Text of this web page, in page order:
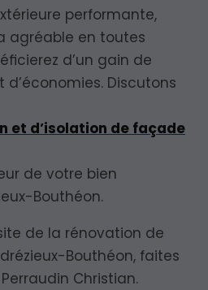
performante,
agréable en toutes
d’un gain de
Discutons
et d’isolation de façade
de votre bien
Bouthéon.
de la rénovation de
Bouthéon, faites
Christian.